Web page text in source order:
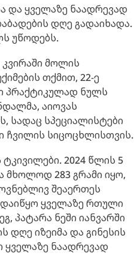
და ყველაზე ნაადრევად
დღე გადაიხადა.
უწოდებს.
მოლის
თქმით, 22-ე
პრაქტიკულად ნულს
აიოვას
სადაც სპეციალისტები
ჩვილის სიცოცხლისთვის.
2024 წლის 5
მხოლოდ 283 გრამი იყო,
შეაერთეს
დაიწყო ყველაზე რთული
პატარა ნეში იანვარში
დღე იზეიმა და გინესის
ნაადრევად